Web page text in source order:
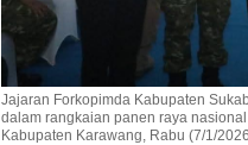
Jajaran Forkopimda Kabupaten
dalam rangkaian panen raya
Kabupaten Karawang, Rabu (7/1/